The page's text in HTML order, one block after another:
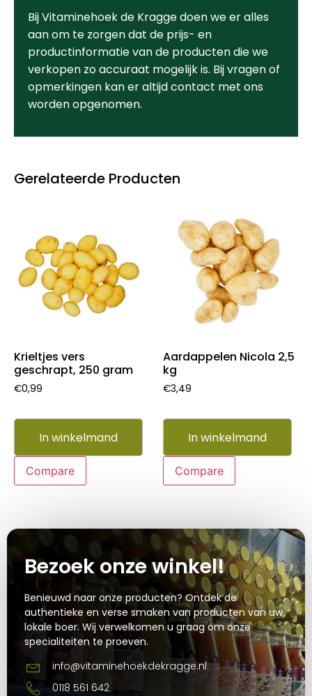
Gerelateerde Producten
Krieltjes vers
geschrapt, 250 gram
€0,99
In winkelmand
Compare
Aardappelen Nicola 2,5
kg
€3,49
In winkelmand
Compare
Bij Vitaminehoek de Kragge doen we er alles
aan om te zorgen dat de prijs- en
productinformatie van de producten die we
verkopen zo accuraat mogelijk is. Bij vragen of
opmerkingen kan er altijd contact met ons
worden opgenomen.
Bezoek onze winkel!
Benieuwd naar onze producten? Ontdek de
authentieke en verse smaken van producten van uw
lokale boer. Wij verwelkomen u graag om onze
specialiteiten te proeven.
info@vitaminehoekdekragge.nl
0118 561 642